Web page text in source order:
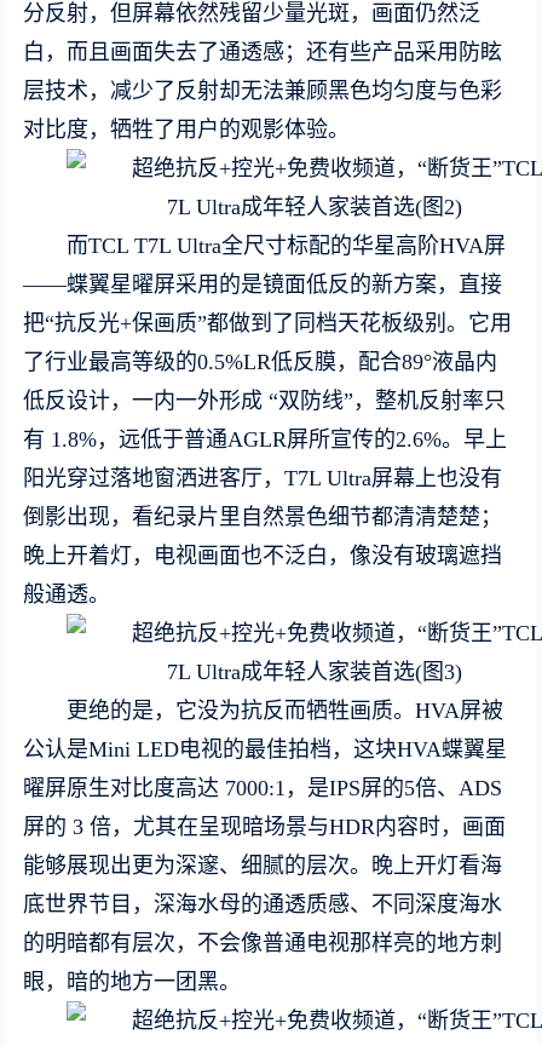
分反射，但屏幕依然残留少量光斑，画面仍然泛
白，而且画面失去了通透感；还有些产品采用防眩
层技术，减少了反射却无法兼顾黑色均匀度与色彩
对比度，牺牲了用户的观影体验。
而TCL T7L Ultra全尺寸标配的华星高阶HVA屏
——蝶翼星曜屏采用的是镜面低反的新方案，直接
把“抗反光+保画质”都做到了同档天花板级别。它用
了行业最高等级的0.5%LR低反膜，配合89°液晶内
低反设计，一内一外形成 “双防线”，整机反射率只
有 1.8%，远低于普通AGLR屏所宣传的2.6%。早上
阳光穿过落地窗洒进客厅，T7L Ultra屏幕上也没有
倒影出现，看纪录片里自然景色细节都清清楚楚；
晚上开着灯，电视画面也不泛白，像没有玻璃遮挡
般通透。
更绝的是，它没为抗反而牺牲画质。HVA屏被
公认是Mini LED电视的最佳拍档，这块HVA蝶翼星
曜屏原生对比度高达 7000:1，是IPS屏的5倍、ADS
屏的 3 倍，尤其在呈现暗场景与HDR内容时，画面
能够展现出更为深邃、细腻的层次。晚上开灯看海
底世界节目，深海水母的通透质感、不同深度海水
的明暗都有层次，不会像普通电视那样亮的地方刺
眼，暗的地方一团黑。